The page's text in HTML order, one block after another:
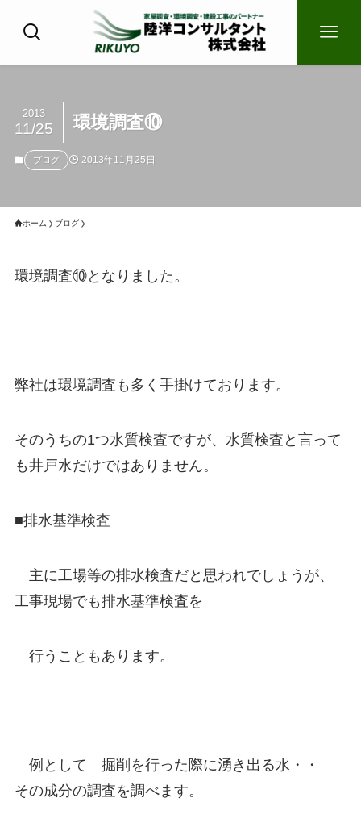
環境調査⑩
2013
11/25
ブログ 2013年11月25日
ホーム ブログ
環境調査⑩となりました。
弊社は環境調査も多く手掛けております。
そのうちの1つ水質検査ですが、水質検査と言って
も井戸水だけではありません。
■排水基準検査
主に工場等の排水検査だと思われでしょうが、
工事現場でも排水基準検査を
行うこともあります。
例として 掘削を行った際に湧き出る水・・
その成分の調査を調べます。